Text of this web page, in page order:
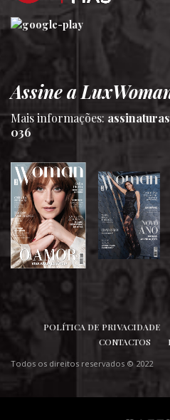
SIGA-NOS
Assine a
Mais informações:
036
POLÍTICA DE PRIVACIDADE
CONTACTOS
Todos os direitos reservados © 2022